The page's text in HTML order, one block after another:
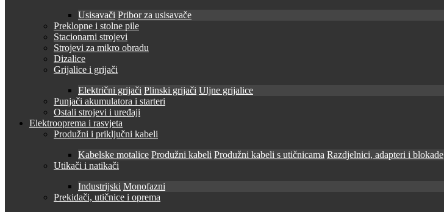
Usisavači Pribor za usisavače
Preklopne i stolne pile
Stacionarni strojevi
Strojevi za mikro obradu
Dizalice
Grijalice i grijači
Električni grijači Plinski grijači Uljne grijalice
Punjači akumulatora i starteri
Ostali strojevi i uređaji
Elektrooprema i rasvjeta
Produžni i priključni kabeli
Kabelske motalice Produžni kabeli Produžni kabeli s utičnicama Razdjelnici, adapteri i blokade
Utikači i natikači
Industrijski Monofazni
Prekidači, utičnice i oprema